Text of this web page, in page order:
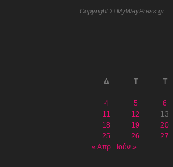
Copyright © MyWayPress.gr
Δ
Τ Τ
4
5 6
11
12 13
18
19 20
25
26 27
« Απρ
Ιούν »